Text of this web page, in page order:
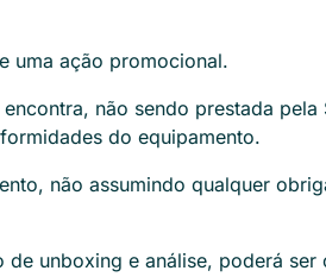
uma ação promocional.
não sendo prestada
do equipamento.
não assumindo qualquer
unboxing e análise, poderá ser